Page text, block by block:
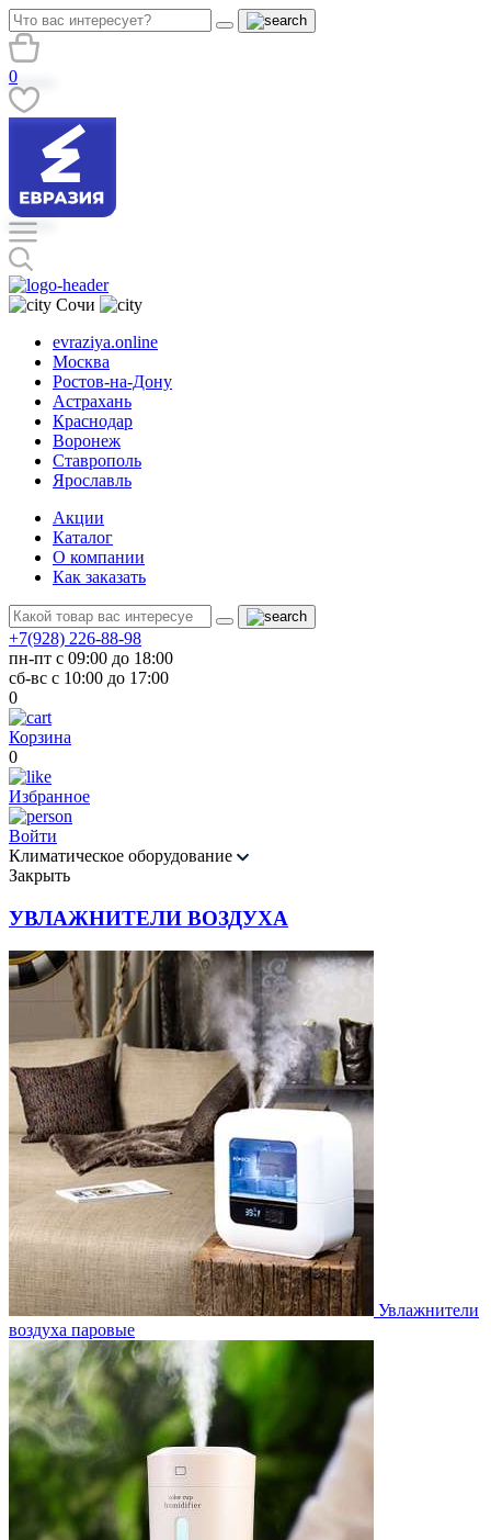
0
Сочи
evraziya.online
Москва
Ростов-на-Дону
Астрахань
Краснодар
Воронеж
Ставрополь
Ярославль
Акции
Каталог
О компании
Как заказать
+7(928) 226-88-98
пн-пт с 09:00 до 18:00
сб-вс с 10:00 до 17:00
0
Корзина
0
Избранное
Войти
Климатическое оборудование
Закрыть
УВЛАЖНИТЕЛИ ВОЗДУХА
Увлажнители
воздуха паровые